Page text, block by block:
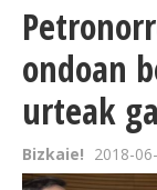
ondoan
urteak
Bizkaie! 2018-